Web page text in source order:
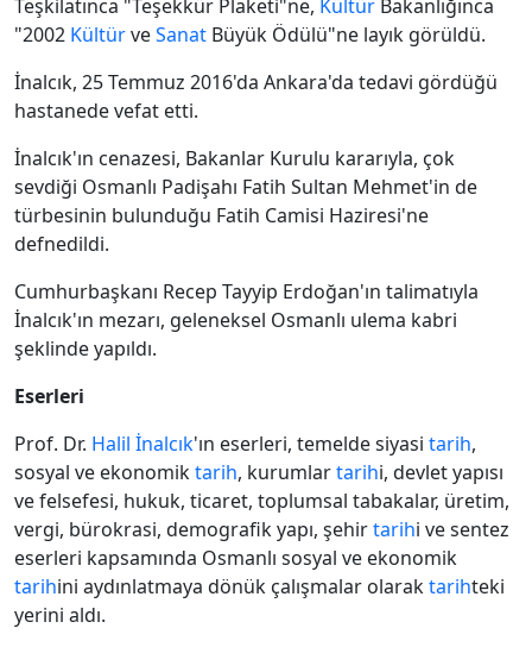
Teşkilatınca "Teşekkür Plaketi"ne, Kültür Bakanlığınca
"2002 KültürveSanat Büyük Ödülü"ne layık görüldü.
İnalcık, 25 Temmuz 2016'da Ankara'da tedavi gördüğü
hastanede vefat etti.
İnalcık'ın cenazesi, Bakanlar Kurulu kararıyla, çok
sevdiği Osmanlı Padişahı Fatih Sultan Mehmet'in de
türbesinin bulunduğu Fatih Camisi Haziresi'ne
defnedildi.
Cumhurbaşkanı Recep Tayyip Erdoğan'ın talimatıyla
İnalcık'ın mezarı, geleneksel Osmanlı ulema kabri
şeklinde yapıldı.
Eserleri
Prof. Dr. Halil İnalcık'ın eserleri, temelde siyasi tarih,
sosyal ve ekonomiktarih, kurumlartarihi, devlet yapısı
ve felsefesi, hukuk, ticaret, toplumsal tabakalar, üretim,
vergi, bürokrasi, demografik yapı, şehirtarihi ve sentez
eserleri kapsamında Osmanlı sosyal ve ekonomik
tarihini aydınlatmaya dönük çalışmalar olaraktarihteki
yerini aldı.